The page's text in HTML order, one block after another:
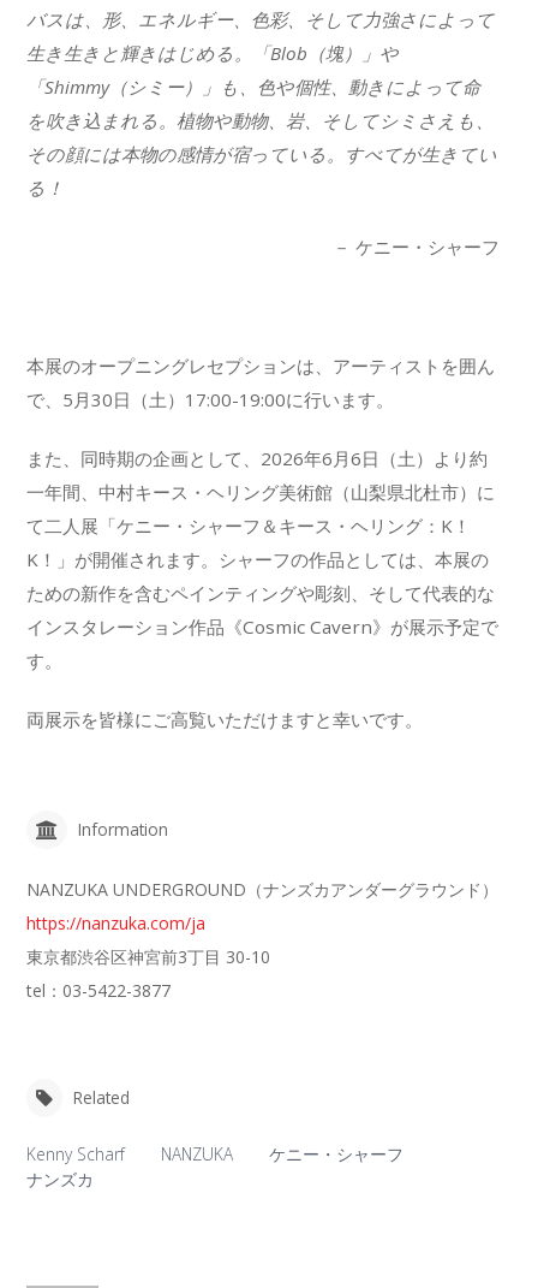
バスは、形、エネルギー、色彩、そして力強さによって
生き生きと輝きはじめる。「Blob（塊）」や
「Shimmy（シミー）」も、色や個性、動きによって命
を吹き込まれる。植物や動物、岩、そしてシミさえも、
その顔には本物の感情が宿っている。すべてが生きてい
る！
－ ケニー・シャーフ
本展のオープニングレセプションは、アーティストを囲ん
で、5月30日（土）17:00-19:00に行います。
また、同時期の企画として、2026年6月6日（土）より約
一年間、中村キース・ヘリング美術館（山梨県北杜市）に
て二人展「ケニー・シャーフ＆キース・ヘリング：K！
K！」が開催されます。シャーフの作品としては、本展の
ための新作を含むペインティングや彫刻、そして代表的な
インスタレーション作品《Cosmic Cavern》が展示予定で
す。
両展示を皆様にご高覧いただけますと幸いです。
Information
NANZUKA UNDERGROUND（ナンズカアンダーグラウンド）
https://nanzuka.com/ja
東京都渋谷区神宮前3丁目 30-10
tel：03-5422-3877
Related
Kenny Scharf NANZUKA
ケニー・シャーフ
ナンズカ